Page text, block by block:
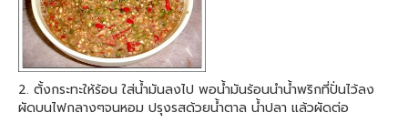
2. ตั้งกระทะให้ร้อน ใส่น้ำมันลงไป พอน้ำมันร้อนนำน้ำพริกที่ปั่นไว้ลง
ผัดบนไฟกลางๆจนหอม ปรุงรสด้วยน้ำตาล น้ำปลา แล้วผัดต่อ